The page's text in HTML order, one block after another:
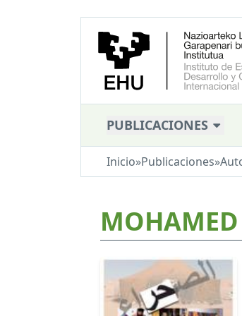
PUBLICACIONES
Inicio»Publicaciones»